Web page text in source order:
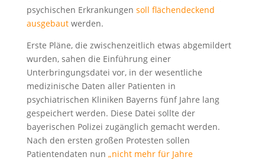
psychischen Erkrankungen soll flächendeckend
ausgebautwerden.
Erste Pläne, die zwischenzeitlich etwas abgemildert
wurden, sahen die Einführung einer
Unterbringungsdatei vor, in der wesentliche
medizinische Daten aller Patienten in
psychiatrischen Kliniken Bayerns fünf Jahre lang
gespeichert werden. Diese Datei sollte der
bayerischen Polizei zugänglich gemacht werden.
Nach den ersten großen Protesten sollen
Patientendaten nun „nicht mehr für Jahre